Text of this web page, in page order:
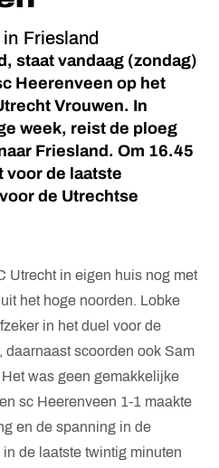
Friesland
staat vandaag (zondag)
Heerenveen op het
Vrouwen. In
week, reist de ploeg
Friesland. Om 16.45
voor de laatste
de Utrechtse
Utrecht in eigen huis nog met
het hoge noorden. Lobke
in het duel voor de
daarnaast scoorden ook Sam
was geen gemakkelijke
sc Heerenveen 1-1 maakte
en de spanning in de
de laatste twintig minuten